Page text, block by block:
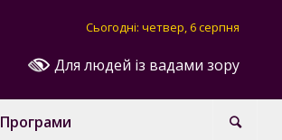
Для людей із вадами зору
Сьогодні: четвер, 6 серпня
Програми